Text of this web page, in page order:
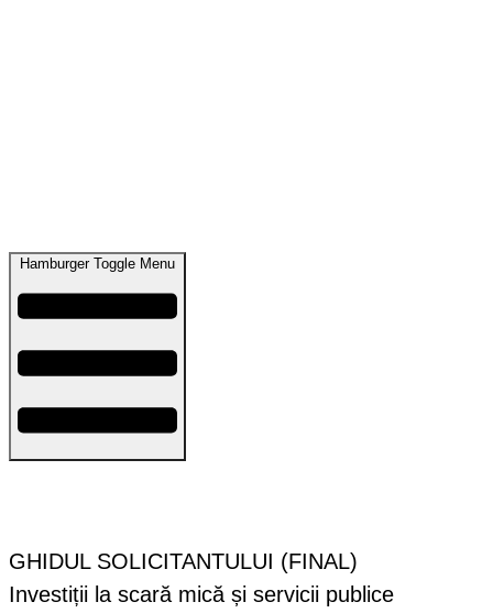
Hamburger Toggle Menu
GHIDUL SOLICITANTULUI (FINAL)
Investiții la scară mică și servicii publice